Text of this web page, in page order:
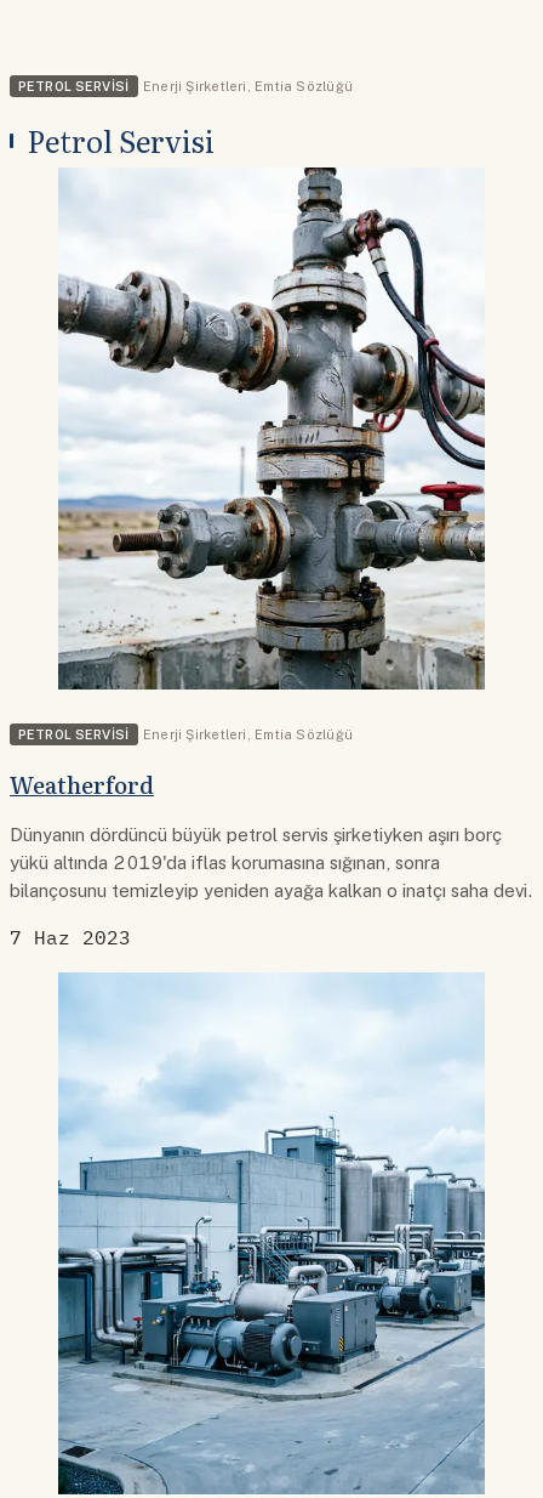
PETROL SERVISI Enerji Şirketleri , Emtia Sözlüğü
Petrol Servisi
PETROL SERVISI Enerji Şirketleri , Emtia Sözlüğü
Weatherford
Dünyanın dördüncü büyük petrol servis şirketiyken aşırı borç
yükü altında 2019'da iflas korumasına sığınan, sonra
bilançosunu temizleyip yeniden ayağa kalkan o inatçı saha devi.
7 Haz 2023